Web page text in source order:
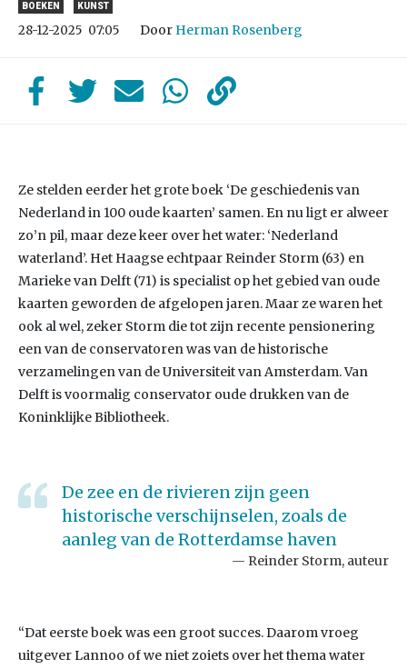
BOEKEN KUNST
28-12-2025 07:05 Door Herman Rosenberg
Ze stelden eerder het grote boek ‘De geschiedenis van
Nederland in 100 oude kaarten’ samen. En nu ligt er alweer
zo’n pil, maar deze keer over het water: ‘Nederland
waterland’. Het Haagse echtpaar Reinder Storm (63) en
Marieke van Delft (71) is specialist op het gebied van oude
kaarten geworden de afgelopen jaren. Maar ze waren het
ook al wel, zeker Storm die tot zijn recente pensionering
een van de conservatoren was van de historische
verzamelingen van de Universiteit van Amsterdam. Van
Delft is voormalig conservator oude drukken van de
Koninklijke Bibliotheek.
De zee en de rivieren zijn geen
historische verschijnselen, zoals de
aanleg van de Rotterdamse haven
Reinder Storm, auteur
“Dat eerste boek was een groot succes. Daarom vroeg
uitgever Lannoo of we niet zoiets over het thema water